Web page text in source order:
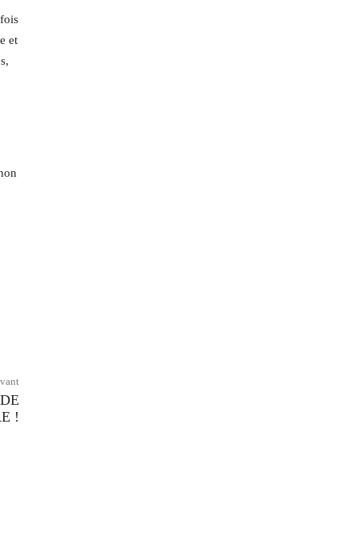
et
!